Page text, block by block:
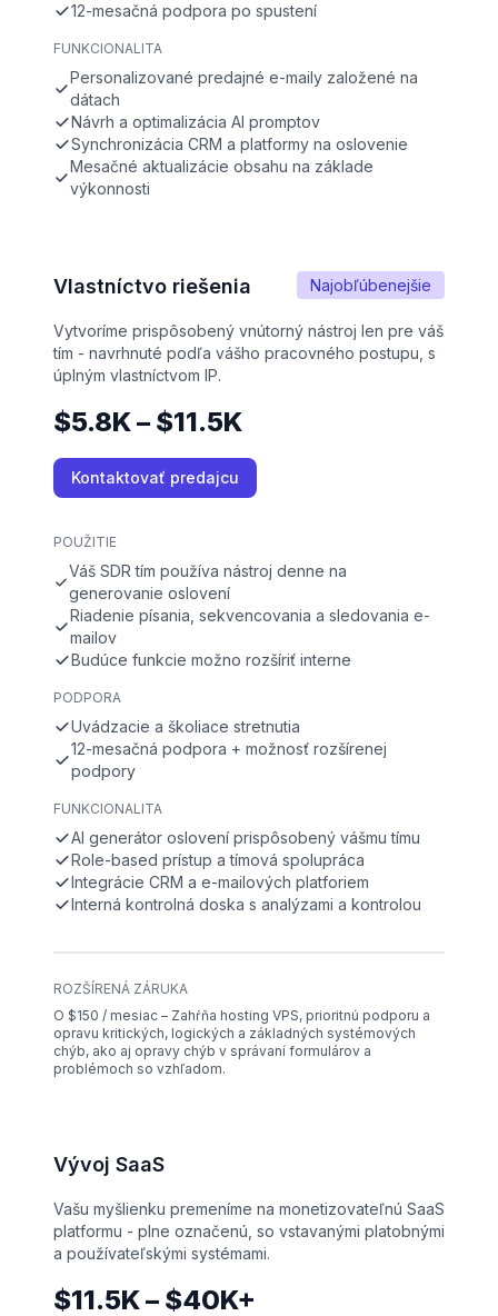
12-mesačná podpora po spustení
FUNKCIONALITA
Personalizované predajné e-maily založené na
dátach
Návrh a optimalizácia AI promptov
Synchronizácia CRM a platformy na oslovenie
Mesačné aktualizácie obsahu na základe
výkonnosti
Najobľúbenejšie
Vlastníctvo riešenia
Vytvoríme prispôsobený vnútorný nástroj len pre váš
tím - navrhnuté podľa vášho pracovného postupu, s
úplným vlastníctvom IP.
$5.8K – $11.5K
Kontaktovať predajcu
POUŽITIE
Váš SDR tím používa nástroj denne na
generovanie oslovení
Riadenie písania, sekvencovania a sledovania e-
mailov
Budúce funkcie možno rozšíriť interne
PODPORA
Uvádzacie a školiace stretnutia
12-mesačná podpora + možnosť rozšírenej
podpory
FUNKCIONALITA
AI generátor oslovení prispôsobený vášmu tímu
Role-based prístup a tímová spolupráca
Integrácie CRM a e-mailových platforiem
Interná kontrolná doska s analýzami a kontrolou
ROZŠÍRENÁ ZÁRUKA
O $150 / mesiac – Zahŕňa hosting VPS, prioritnú podporu a
opravu kritických, logických a základných systémových
chýb, ako aj opravy chýb v správaní formulárov a
problémoch so vzhľadom.
Vývoj SaaS
Vašu myšlienku premeníme na monetizovateľnú SaaS
platformu - plne označenú, so vstavanými platobnými
a používateľskými systémami.
$11.5K – $40K+